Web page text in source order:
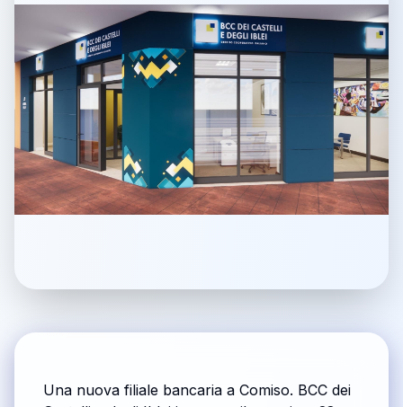
Una nuova filiale bancaria a Comiso. BCC dei